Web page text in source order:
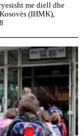
me diell dhe
(IHMK),